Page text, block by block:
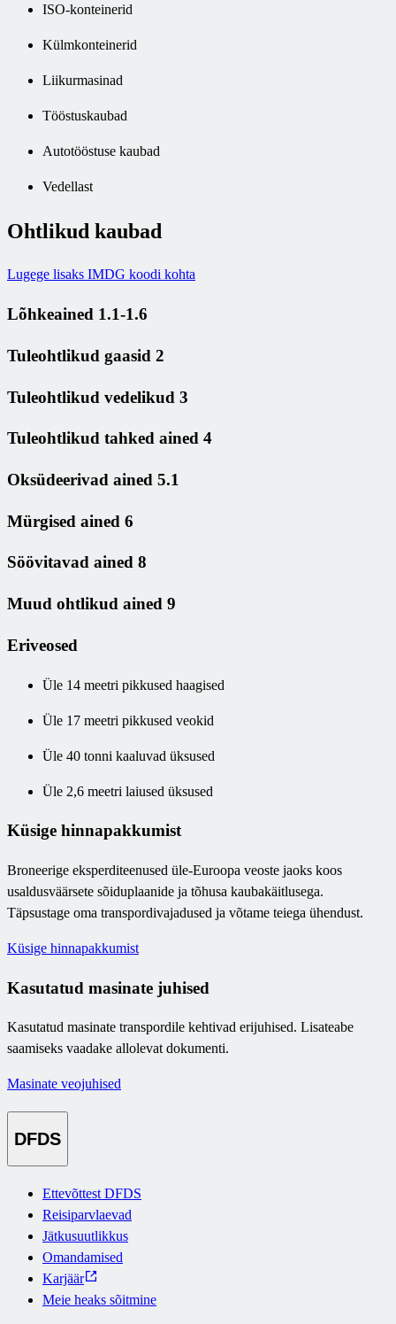
ISO-konteinerid
Külmkonteinerid
Liikurmasinad
Tööstuskaubad
Autotööstuse kaubad
Vedellast
Ohtlikud kaubad
Lugege lisaks IMDG koodi kohta
Lõhkeained 1.1-1.6
Tuleohtlikud gaasid 2
Tuleohtlikud vedelikud 3
Tuleohtlikud tahked ained 4
Oksüdeerivad ained 5.1
Mürgised ained 6
Söövitavad ained 8
Muud ohtlikud ained 9
Eriveosed
Üle 14 meetri pikkused haagised
Üle 17 meetri pikkused veokid
Üle 40 tonni kaaluvad üksused
Üle 2,6 meetri laiused üksused
Küsige hinnapakkumist
Broneerige eksperditeenused üle-Euroopa veoste jaoks koos
usaldusväärsete sõiduplaanide ja tõhusa kaubakäitlusega.
Täpsustage oma transpordivajadused ja võtame teiega ühendust.
Küsige hinnapakkumist
Kasutatud masinate juhised
Kasutatud masinate transpordile kehtivad erijuhised. Lisateabe
saamiseks vaadake allolevat dokumenti.
Masinate veojuhised
DFDS
Ettevõttest DFDS
Reisiparvlaevad
Jätkusuutlikkus
Omandamised
Karjäär
Meie heaks sõitmine